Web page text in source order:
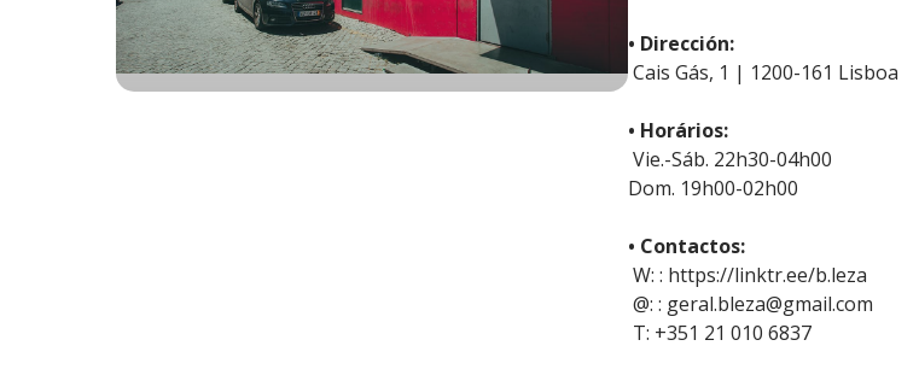
• Dirección:
Cais Gás, 1 | 1200-161 Lisboa
• Horários:
Vie.-Sáb. 22h30-04h00
Dom. 19h00-02h00
• Contactos:
W: : https://linktr.ee/b.leza
@: : geral.bleza@gmail.com
T: +351 21 010 6837